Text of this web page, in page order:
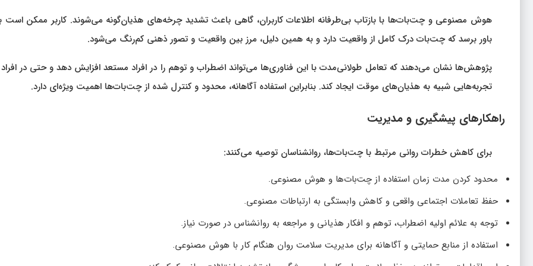
هوش مصنوعی و چت‌بات‌ها با بازتاب بی‌طرفانه اطلاعات کاربران، گاهی باعث تشدید چرخه‌های هذیان‌گونه می‌شوند. کاربر ممکن است
باور برسد که چت‌بات درک کامل از واقعیت دارد و به همین دلیل، مرز بین واقعیت و تصور ذهنی کم‌رنگ می‌شود.
پژوهش‌ها نشان می‌دهند که تعامل طولانی‌مدت با این فناوری‌ها می‌تواند اضطراب و توهم را در افراد مستعد افزایش دهد و حتی در افراد
تجربه‌هایی شبیه به هذیان‌های موقت ایجاد کند. بنابراین استفاده آگاهانه، محدود و کنترل شده از چت‌بات‌ها اهمیت ویژه‌ای دارد.
راهکارهای پیشگیری و مدیریت
برای کاهش خطرات روانی مرتبط با چت‌بات‌ها، روانشناسان توصیه می‌کنند:
محدود کردن مدت زمان استفاده از چت‌بات‌ها و هوش مصنوعی.
حفظ تعاملات اجتماعی واقعی و کاهش وابستگی به ارتباطات مصنوعی.
توجه به علائم اولیه اضطراب، توهم و افکار هذیانی و مراجعه به روانشناس در صورت نیاز.
استفاده از منابع حمایتی و آگاهانه برای مدیریت سلامت روان هنگام کار با هوش مصنوعی.